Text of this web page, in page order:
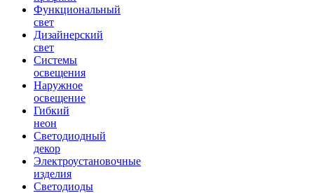
Функциональный
свет
Дизайнерский
свет
Системы
освещения
Наружное
освещение
Гибкий
неон
Светодиодный
декор
Электроустановочные
изделия
Светодиоды